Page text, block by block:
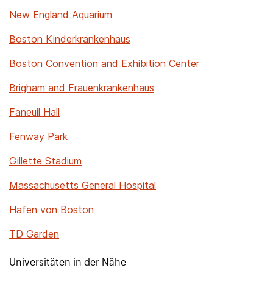
New England Aquarium
Boston Kinderkrankenhaus
Boston Convention and Exhibition Center
Brigham and Frauenkrankenhaus
Faneuil Hall
Fenway Park
Gillette Stadium
Massachusetts General Hospital
Hafen von Boston
TD Garden
Universitäten in der Nähe